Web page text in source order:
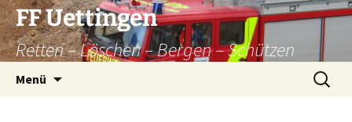
Zum
Inhalt
springen
FF Uettingen
Retten – Löschen – Bergen – Schützen
Menü
Suchen
nach: